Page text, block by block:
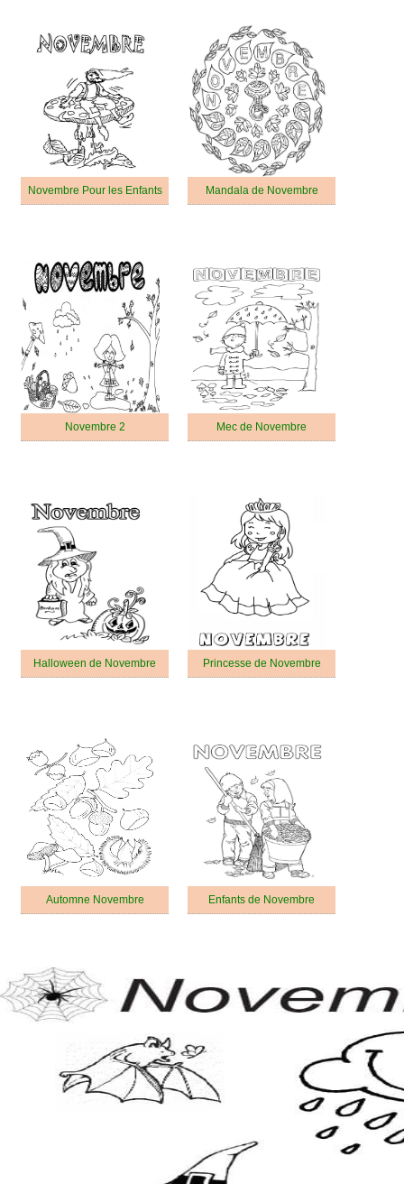
Novembre Pour les Enfants Mandala de Novembre
Novembre 2 Mec de Novembre
Halloween de Novembre Princesse de Novembre
Automne Novembre Enfants de Novembre